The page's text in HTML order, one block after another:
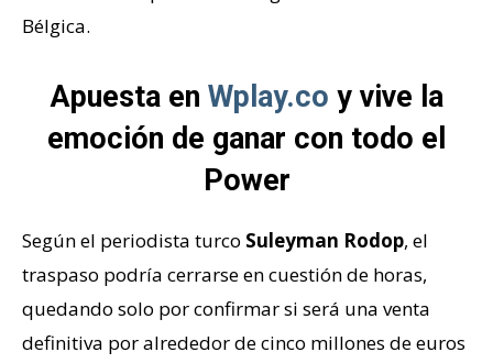
Bélgica.
Apuesta en Wplay.co y vive la
emoción de ganar con todo el
Power
Según el periodista turco Suleyman Rodop, el
traspaso podría cerrarse en cuestión de horas,
quedando solo por confirmar si será una venta
definitiva por alrededor de cinco millones de euros